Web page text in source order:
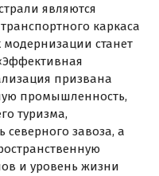
являются
каркаса
станет
призвана
промышленность,
туризма,
северного завоза, а
и уровень жизни